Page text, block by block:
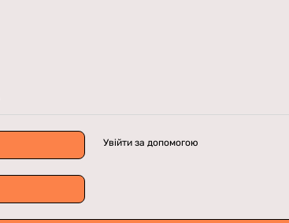
Увійти за допомогою